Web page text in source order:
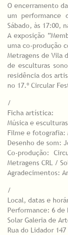
O encerramento
um performance
Sábado, às 17:00,
A exposição
uma co-produção
Metragens de Vila
de esculturas
residência dos
no 17.º Circular
/
Ficha artística:
Música e
Filme e fotografia:
Desenho de som:
Co-produção:
Metragens CRL /
Agradecimentos:
/
Local, datas e
Performance: 6 de
Solar Galeria de
Rua do Lidador